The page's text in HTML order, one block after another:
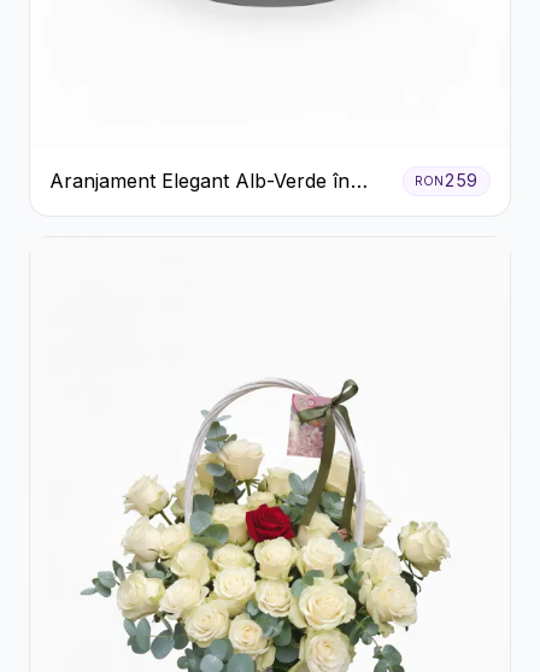
Aranjament Elegant Alb-Verde în
Cutie Gri
RON259